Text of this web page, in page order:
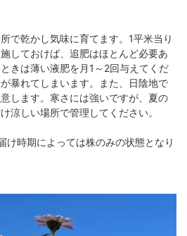
で乾かし気味に育てます。1平米当り
しておけば、追肥はほとんど必要あ
きは薄い液肥を月1～2回与えてくだ
暴れてしまいます。また、日陰地で
します。寒さには強いですが、夏の
涼しい場所で管理してください。
け時期によっては株のみの状態となり